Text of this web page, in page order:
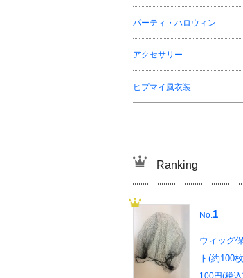
パーティ・ハロウィン
アクセサリー
ヒプマイ風衣装
Ranking
No. 1
ウィッグ
ト(約100
100円(税